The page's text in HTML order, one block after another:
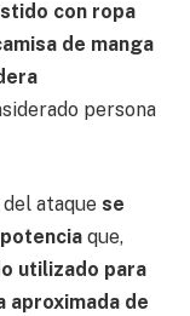
con ropa
de manga
persona
ataque se
que,
utilizado para
aproximada de